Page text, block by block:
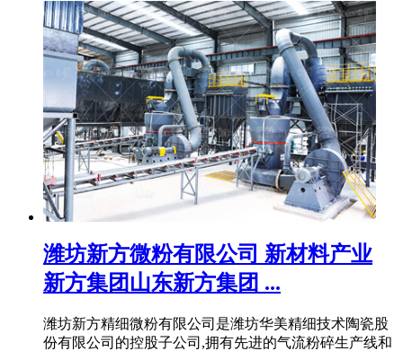
潍坊新方微粉有限公司 新材料产业
新方集团山东新方集团 ...
潍坊新方精细微粉有限公司是潍坊华美精细技术陶瓷股
份有限公司的控股子公司,拥有先进的气流粉碎生产线和